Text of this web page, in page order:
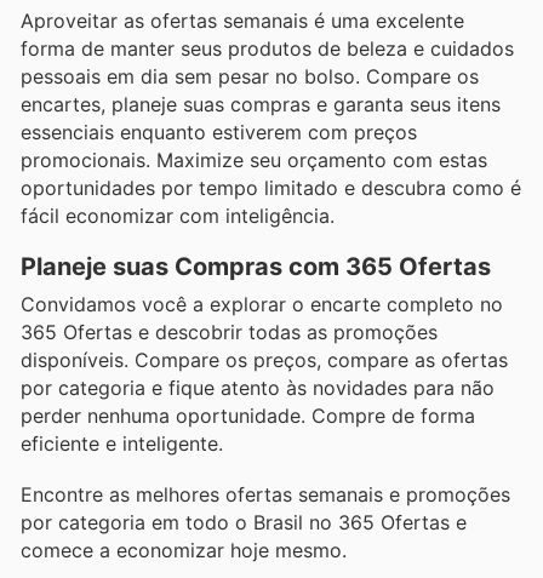
Aproveitar as ofertas semanais é uma excelente
forma de manter seus produtos de beleza e cuidados
pessoais em dia sem pesar no bolso. Compare os
encartes, planeje suas compras e garanta seus itens
essenciais enquanto estiverem com preços
promocionais. Maximize seu orçamento com estas
oportunidades por tempo limitado e descubra como é
fácil economizar com inteligência.
Planeje suas Compras com 365 Ofertas
Convidamos você a explorar o encarte completo no
365 Ofertas e descobrir todas as promoções
disponíveis. Compare os preços, compare as ofertas
por categoria e fique atento às novidades para não
perder nenhuma oportunidade. Compre de forma
eficiente e inteligente.
Encontre as melhores ofertas semanais e promoções
por categoria em todo o Brasil no 365 Ofertas e
comece a economizar hoje mesmo.